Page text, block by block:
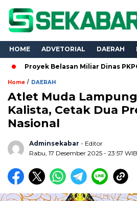
HOME ADVETORIAL DAERAH
Belasan Miliar Dinas PKPCK
Home / DAERAH
Atlet Muda
Kalista, Cetak Dua
Nasional
Adminsekabar - Editor
Rabu, 17 Desember 2025 - 23:57 WIB